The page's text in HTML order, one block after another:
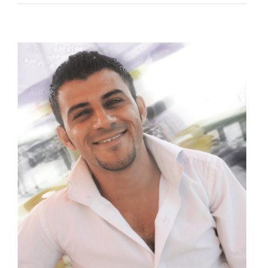
Mijn lieve mooie man
Familie en vrienden Blog